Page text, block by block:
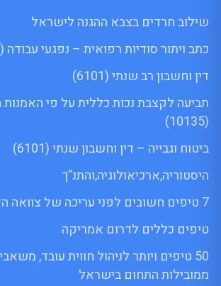
שילוב חרדים בצבא ההגנה לישראל
כתב ויתור סודיות רפואית – נפגעי עבודה (7101)
דין וחשבון רב שנתי (6101)
תביעה לקצבת נכות כללית על פי האמנות
(10135)
ביטוח וגבייה – דין וחשבון שנתי (6101)
היסטוריה,ארכיאולוגיה,והתנ”ך
7 טיפים חשובים לפני עריכה של צוואה הדדית
טיפים כללים לדרום אמריקה
50 טיפים ויותר לניהול חווית עובד,
ממובילות התחום בישראל